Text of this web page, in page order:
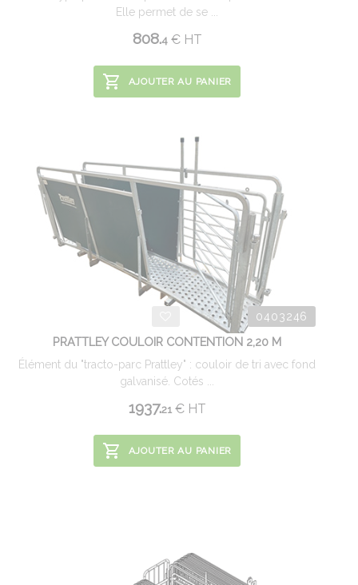
Elle permet de se ...
808.4 €HT
AJOUTER AU PANIER
0403246
PRATTLEY COULOIR CONTENTION 2,20 M
Élément du "tracto-parc Prattley" : couloir de tri avec fond
galvanisé. Cotés ...
1937.21 €HT
AJOUTER AU PANIER